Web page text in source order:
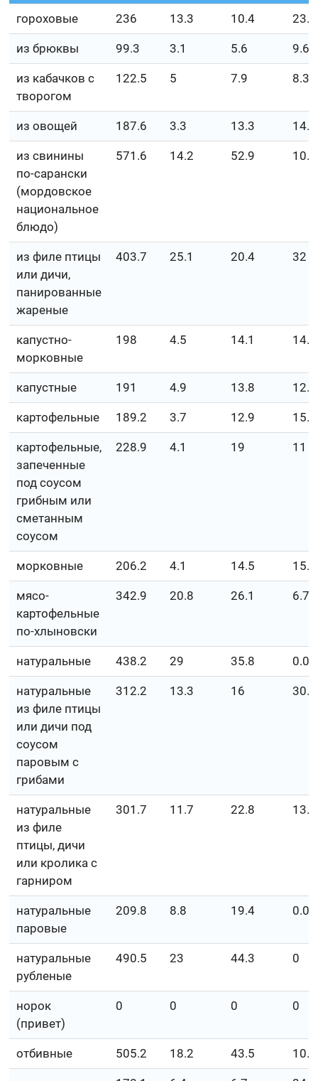
гороховые 236 13.3 10.4 23.7
из брюквы 99.3 3.1 5.6 9.6
из кабачков с
творогом
122.5 5 7.9 8.3
из овощей 187.6 3.3 13.3 14.5
из свинины
по-сарански
(мордовское
национальное
блюдо)
571.6 14.2 52.9 10.4
из филе птицы
или дичи,
панированные
жареные
403.7 25.1 20.4 32
капустно-
морковные
198 4.5 14.1 14.2
капустные 191 4.9 13.8 12.7
картофельные 189.2 3.7 12.9 15.6
картофельные,
запеченные
под соусом
грибным или
сметанным
соусом
228.9 4.1 19 11
морковные 206.2 4.1 14.5 15.9
мясо-
картофельные
по-хлыновски
342.9 20.8 26.1 6.7
натуральные 438.2 29 35.8 0.04
натуральные
из филе птицы
или дичи под
соусом
паровым с
грибами
312.2 13.3 16 30.6
натуральные
из филе
птицы, дичи
или кролика с
гарниром
301.7 11.7 22.8 13.1
натуральные
паровые
209.8 8.8 19.4
натуральные
рубленые
490.5 23 44.3 0
норок
(привет)
0 0 0 0
отбивные 505.2 18.2 43.5 10.7